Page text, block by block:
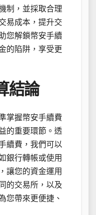
制，並採取合理
易成本，提升交
您解鎖幣安手續
的陷阱，享受更
結論
掌握幣安手續費
的重要環節。透
續費，我們可以
銀行轉帳或使用
讓您的資金運用
的交易所，以及
您帶來更便捷、